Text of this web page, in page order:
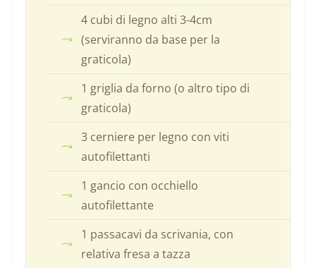
4 cubi di legno alti 3-4cm
(serviranno da base per la
graticola)
1 griglia da forno (o altro tipo di
graticola)
3 cerniere per legno con viti
autofilettanti
1 gancio con occhiello
autofilettante
1 passacavi da scrivania, con
relativa fresa a tazza